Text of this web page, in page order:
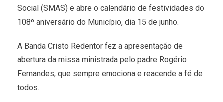
Social (SMAS) e abre o calendário de festividades do
108º aniversário do Município, dia 15 de junho.
A Banda Cristo Redentor fez a apresentação de
abertura da missa ministrada pelo padre Rogério
Fernandes, que sempre emociona e reacende a fé de
todos.